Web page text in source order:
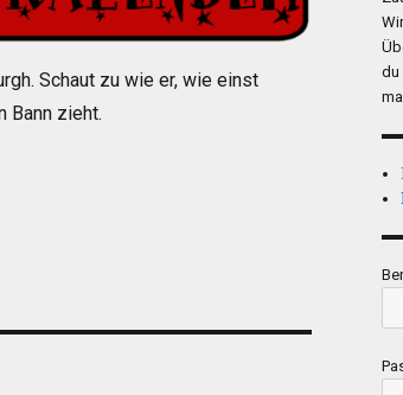
Schaut zu wie er, wie einst
Bann zieht.
du